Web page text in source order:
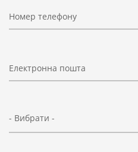
Номер телефону
Електронна пошта
- Вибрати -